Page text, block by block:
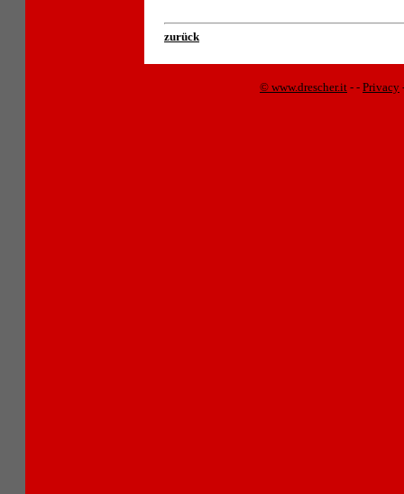
zurück
© www.drescher.it - - Privacy